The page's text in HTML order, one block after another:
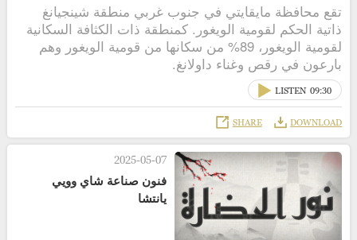
تقع محافظة مايقايتي في جنوب غربي منطقة شينجيانغ
ذاتية الحكم لقومية الويغور. كمنطقة ذات الكثافة السكانية
لقومية الويغور، 89% من سكانها من قومية الويغور وهم
بارعون في رقص وغناء داولانغ.
LISTEN 09:30
DOWNLOAD
SHARE
2025-05-07
فنون صناعة شاي وويي
يانتشا